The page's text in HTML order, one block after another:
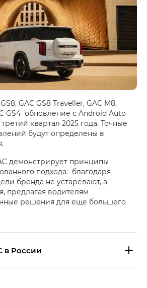
GAC GS8 Traveller, GAC M8,
GS4 обновление с Android Auto
квартал 2025 года. Точные
будут определены в
демонстрирует принципы
подхода: благодаря
бренда не устаревают, а
предлагая водителям
решения для еще большего
в России